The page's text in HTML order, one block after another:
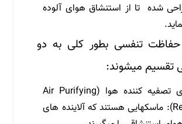
شده­ تا از استنشاق هوای آلوده
تنفسی بطور کلی به دو
تقسیم می­شوند:
۱- ماسکهای تصفیه کننده هوا (Air Purifying
Respirators): ماسکهایی هستند که آلاینده­ های